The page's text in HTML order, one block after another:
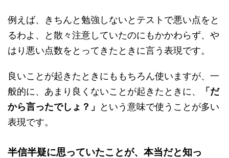
例えば、きちんと勉強しないとテストで悪い点をと
るわよ、と散々注意していたのにもかかわらず、や
はり悪い点数をとってきたときに言う表現です。
良いことが起きたときにももちろん使いますが、一
般的に、あまり良くないことが起きたときに、
「だ
から言ったでしょ？」
という意味で使うことが多い
表現です。
半信半疑に思っていたことが、本当だと知っ